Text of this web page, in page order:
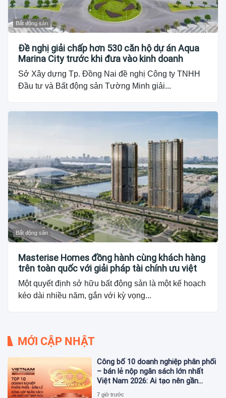
Bất động sản
Đề nghị giải chấp hơn 530 căn hộ dự án Aqua
Marina City trước khi đưa vào kinh doanh
Sở Xây dựng Tp. Đồng Nai đề nghị Công ty TNHH
Đầu tư và Bất động sản Tường Minh giải...
Bất động sản
Masterise Homes đồng hành cùng khách hàng
trên toàn quốc với giải pháp tài chính ưu việt
Một quyết định sở hữu bất động sản là một kế hoạch
kéo dài nhiều năm, gắn với kỳ vọng...
MỚI CẬP NHẬT
Công bố 10 doanh nghiệp phân phối
– bán lẻ nộp ngân sách lớn nhất
Việt Nam 2026: Ai tạo nên gần
12.900 tỷ đồng?
7 giờ trước